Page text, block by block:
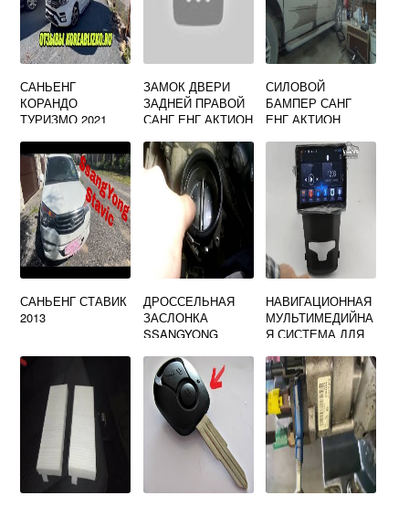
САНЬЕНГ
КОРАНДО
ТУРИЗМО 2021
ЗАМОК ДВЕРИ
ЗАДНЕЙ ПРАВОЙ
САНГ ЕНГ АКТИОН
СИЛОВОЙ
БАМПЕР САНГ
ЕНГ АКТИОН
САНЬЕНГ СТАВИК
2013
ДРОССЕЛЬНАЯ
ЗАСЛОНКА
SSANGYONG
ДИЗЕЛЬ
НАВИГАЦИОННАЯ
МУЛЬТИМЕДИЙНА
Я СИСТЕМА ДЛЯ
ACTYON ПАРТ
НОМЕР
NAV0034011